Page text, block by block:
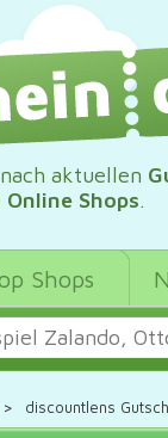
nach aktuellen
Shops.
Shops
> discountlens